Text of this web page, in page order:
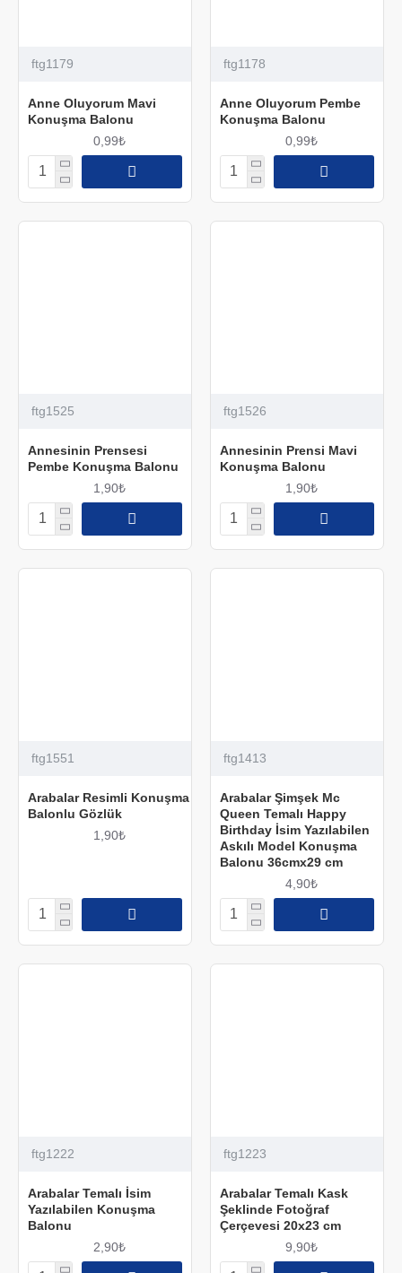
ftg1179
Anne Oluyorum Mavi
Konuşma Balonu
0,99₺
ftg1178
Anne Oluyorum Pembe
Konuşma Balonu
0,99₺
ftg1525
Annesinin Prensesi
Pembe Konuşma Balonu
1,90₺
ftg1526
Annesinin Prensi Mavi
Konuşma Balonu
1,90₺
ftg1551
Arabalar Resimli Konuşma
Balonlu Gözlük
1,90₺
ftg1413
Arabalar Şimşek Mc
Queen Temalı Happy
Birthday İsim Yazılabilen
Askılı Model Konuşma
Balonu 36cmx29 cm
4,90₺
ftg1222
Arabalar Temalı İsim
Yazılabilen Konuşma
Balonu
2,90₺
ftg1223
Arabalar Temalı Kask
Şeklinde Fotoğraf
Çerçevesi 20x23 cm
9,90₺